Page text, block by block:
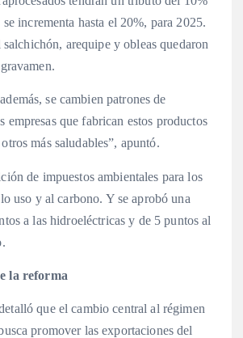
incrementa hasta el 20%, para 2025.
arequipe y obleas quedaron
se cambien patrones de
empresas que fabrican estos productos
más saludables”, apuntó.
de impuestos ambientales para los
uso y al carbono. Y se aprobó una
a las hidroeléctricas y de 5 puntos al
la reforma
que el cambio central al régimen
promover las exportaciones del